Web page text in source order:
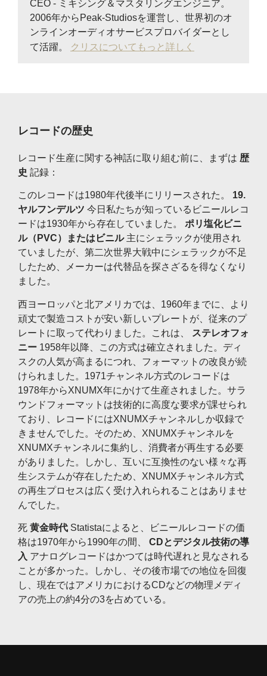
CEO - ミキシング＆マスタリングエンジニア。
2006年からPeak-Studiosを運営し、世界初のオ
ンラインオーディオサービスプロバイダーとし
て活躍。
クリスについてもっと詳しく
レコードの歴史
レコード生産に関する神話に取り組む前に、まずは 歴
史 記録：
このレコードは1980年代後半にリリースされた。 19.
ヤルフンデルツ 今日私たちが知っているビニールレコ
ードは1930年から存在していました。 ポリ塩化ビニ
ル（PVC）またはビニル主にシェラックが使用され
ていましたが、第二次世界大戦中にシェラックが不足
したため、メーカーは代替品を探さざるを得なくなり
ました。
西ヨーロッパと北アメリカでは、1960年までに、より
頑丈で製造コストが安い新しいプレートが、従来のプ
レートに取って代わりました。これは、
ステレオフォ
ニー 1958年以降、この方式は確立されました。ディ
スクの人気が高まるにつれ、フォーマットの改良が続
けられました。1971チャンネル方式のレコードは
1978年からXNUMX年にかけて生産されました。サラ
ウンドフォーマットは技術的に高度な要求が課せられ
ており、レコードにはXNUMXチャンネルしか収録で
きませんでした。そのため、XNUMXチャンネルを
XNUMXチャンネルに集約し、消費者が再生する必要
がありました。しかし、互いに互換性のない様々な再
生システムが存在したため、XNUMXチャンネル方式
の再生プロセスは広く受け入れられることはありませ
んでした。
死 黄金時代 Statistaによると、ビニールレコードの価
格は1970年から1990年の間、 CDとデジタル技術の導
入 アナログレコードはかつては時代遅れと見なされる
ことが多かった。しかし、その後市場での地位を回復
し、現在ではアメリカにおけるCDなどの物理メディ
アの売上の約4分の3を占めている。